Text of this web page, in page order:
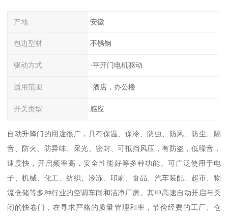
产地 安徽
包边型材 不锈钢
驱动方式 ·平开门电机驱动
适用范围 ·酒店，办公楼
开关类型 感应
自动升降门的用途很广，具有保温、保冷、防虫、防风、防尘、隔
音、防火、防异味、采光、密封、可抵挡风压，有防盗，低噪音，
速度快，开启频率高，安全性能好等多种功能。可广泛使用于电
子、机械、化工、纺织、冷冻、印刷、食品、汽车装配、超市、物
流仓储等多种行业的空调车间和洁净厂房。其中高速自动开启与关
闭的快卷门，在寻求严格的质量管理和率，节俭经费的工厂、仓